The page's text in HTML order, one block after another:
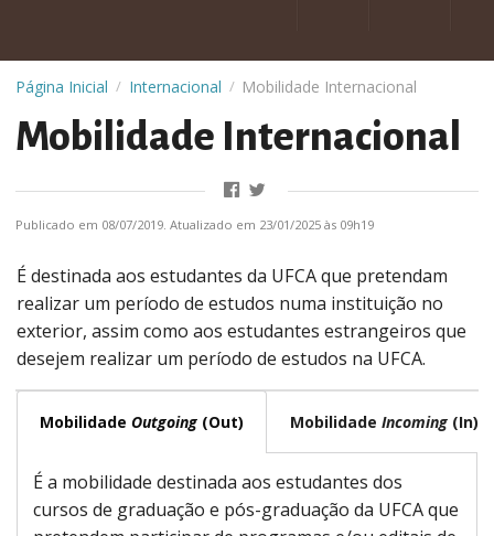
Página Inicial / Internacional / Mobilidade Internacional
Mobilidade Internacional
Publicado em 08/07/2019. Atualizado em 23/01/2025 às 09h19
É destinada aos estudantes da UFCA que pretendam
realizar um período de estudos numa instituição no
exterior, assim como aos estudantes estrangeiros que
desejem realizar um período de estudos na UFCA.
Mobilidade Outgoing (Out) Mobilidade Incoming (In)
É a mobilidade destinada aos estudantes dos
cursos de graduação e pós-graduação da UFCA que